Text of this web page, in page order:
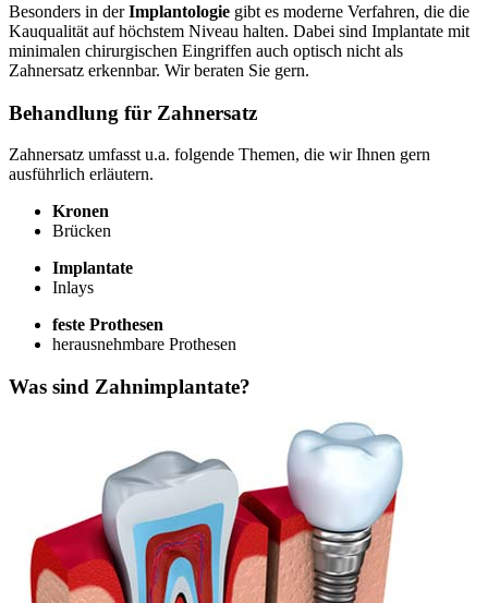
Besonders in derImplantologie gibt es moderne Verfahren, die die
Kauqualität auf höchstem Niveau halten. Dabei sind Implantate mit
minimalen chirurgischen Eingriffen auch optisch nicht als
Zahnersatz erkennbar. Wir beraten Sie gern.
Behandlung für Zahnersatz
Zahnersatz umfasst u.a. folgende Themen, die wir Ihnen gern
ausführlich erläutern.
Kronen
Brücken
Implantate
Inlays
feste Prothesen
herausnehmbare Prothesen
Was sind Zahnimplantate?